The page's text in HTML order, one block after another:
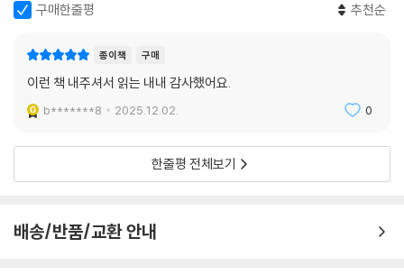
그중에서도 문학 연구나 출판 관련 일을 함께하는 번역가를 찾았다. 원문
지 충실히 풀어줄 수 있을 것이어서였다.
꽃피는책은 우선, 단락 분량의 통일성이나 내용 전달의 용이성을 위해 긴
단락을 자의적으로 쪼갬으로써 작가의 문체와 원문의 단락이 지닌 호흡을
조정하는 것부터 시작, 작가의 의도를 접어두고 더 쉬운 전달을 위해 원문
에 없는 단어를 넣거나 원문에 있는 단어를 빼는 것을 거쳐 우리말 쓰임에
맞추려 원문의 언어가 지닌 다름을 지우는 번역이 아닌, 쉼표 하나까지 온
번역보다 충실히 담아 전하는 번역을 요청했다.
구매한줄평 추천순
종이책 구매
이런 책 내주셔서 읽는 내내 감사했어요.
b*******8 2025.12.02. 0
한줄평 전체보기
배송/반품/교환 안내